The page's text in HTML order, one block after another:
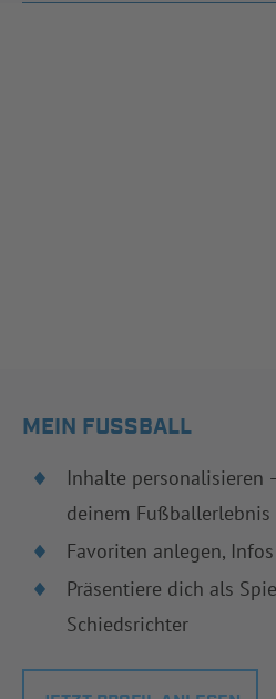
MEIN FUSSBALL
Inhalte personalisieren
deinem Fußballerlebnis
Favoriten anlegen,
Präsentiere dich als
Schiedsrichter